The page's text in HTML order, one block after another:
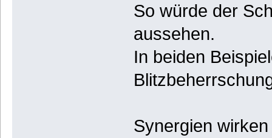
So würde der
aussehen.
In beiden
Synergien